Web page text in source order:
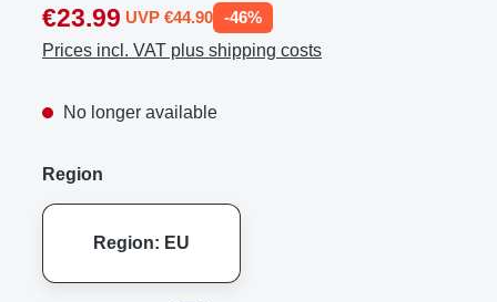
€23.99 UVP €44.90 -46%
Prices incl. VAT plus shipping costs
No longer available
Region
Region: EU